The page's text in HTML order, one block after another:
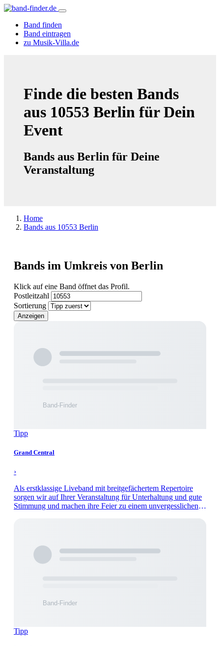
Band finden
Band eintragen
zu Musik-Villa.de
Finde die besten Bands
aus 10553 Berlin für Dein
Event
Bands aus Berlin für Deine
Veranstaltung
Home
Bands aus 10553 Berlin
Bands im Umkreis von Berlin
Klick auf eine Band öffnet das Profil.
Postleitzahl
Sortierung
Anzeigen
Tipp
Grand Central
›
Als erstklassige Liveband mit breitgefächertem Repertoire
sorgen wir auf Ihrer Veranstaltung für Unterhaltung und gute
Stimmung und machen ihre Feier zu einem unvergesslichen
Tipp